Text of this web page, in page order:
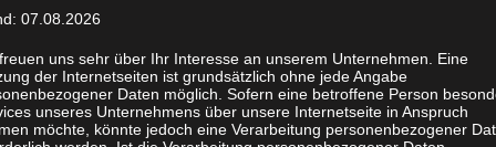
SCIENCE FESTIVAL 2004-2023
07.08.2026
uns sehr über Ihr Interesse an unserem Unternehmen. Eine
der Internetseiten ist grundsätzlich ohne jede Angabe
Daten möglich. Sofern eine betroffene Person
unseres Unternehmens über unsere Internetseite in Anspruch
möchte, könnte jedoch eine Verarbeitung personenbezogener